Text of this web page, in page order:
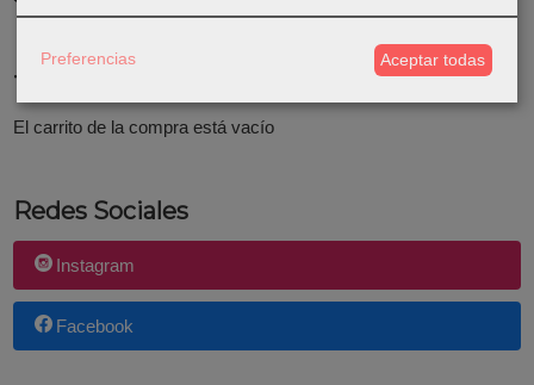
Tu Carrito (0)
El carrito de la compra está vacío
Redes Sociales
Instagram
Facebook
Preferencias Aceptar todas